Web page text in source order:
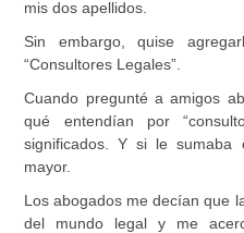
mis dos apellidos.
Sin embargo, quise
“Consultores Legales”.
Cuando pregunté a amigos
qué entendían por
significados. Y si le sumaba
mayor.
Los abogados me decían que
del mundo legal y me